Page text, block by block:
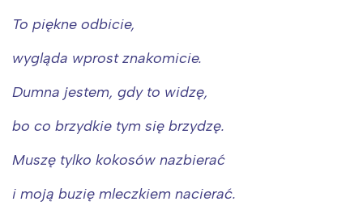
To piękne odbicie,
wygląda wprost znakomicie.
Dumna jestem, gdy to widzę,
bo co brzydkie tym się brzydzę.
Muszę tylko kokosów nazbierać
i moją buzię mleczkiem nacierać.